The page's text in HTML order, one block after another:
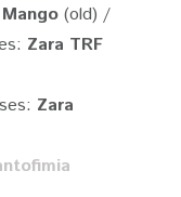
Mango(old) /
Zara TRF
Zara